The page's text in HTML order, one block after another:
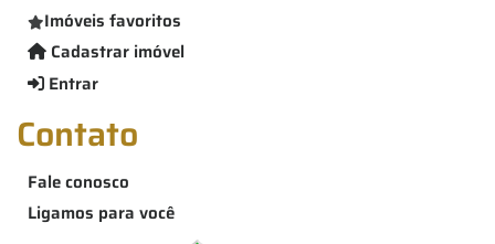
Imóveis favoritos
Cadastrar imóvel
Entrar
Contato
Fale conosco
Ligamos para você